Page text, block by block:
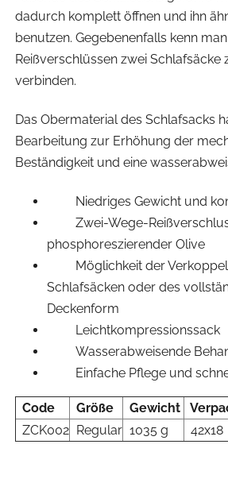
dadurch komplett öffnen und ihn
benutzen. Gegebenenfalls kenn
Reißverschlüssen zwei Schlafsäcke
verbinden.
Das Obermaterial des Schlafsacks
Bearbeitung zur Erhöhung der
Beständigkeit und eine
Niedriges Gewicht und
Zwei-Wege-
phosphoreszierender Olive
Möglichkeit der
Schlafsäcken oder des
Deckenform
Leichtkompressionssack
Wasserabweisende
Einfache Pflege und
Code Größe Gewicht
ZCK002 Regular 1035 g 42x18